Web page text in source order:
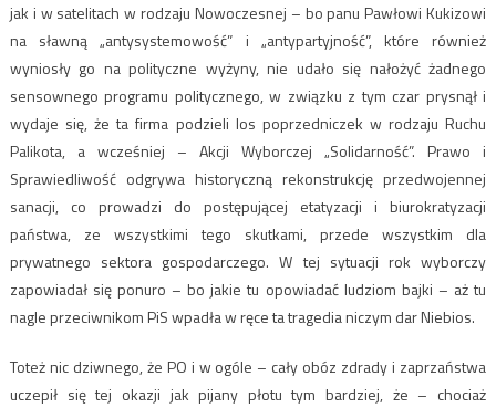
jak i w satelitach w rodzaju Nowoczesnej – bo panu Pawłowi Kukizowi
na sławną „antysystemowość” i „antypartyjność”, które również
wyniosły go na polityczne wyżyny, nie udało się nałożyć żadnego
sensownego programu politycznego, w związku z tym czar prysnął i
wydaje się, że ta firma podzieli los poprzedniczek w rodzaju Ruchu
Palikota, a wcześniej – Akcji Wyborczej „Solidarność”. Prawo i
Sprawiedliwość odgrywa historyczną rekonstrukcję przedwojennej
sanacji, co prowadzi do postępującej etatyzacji i biurokratyzacji
państwa, ze wszystkimi tego skutkami, przede wszystkim dla
prywatnego sektora gospodarczego. W tej sytuacji rok wyborczy
zapowiadał się ponuro – bo jakie tu opowiadać ludziom bajki – aż tu
nagle przeciwnikom PiS wpadła w ręce ta tragedia niczym dar Niebios.
Toteż nic dziwnego, że PO i w ogóle – cały obóz zdrady i zaprzaństwa
uczepił się tej okazji jak pijany płotu tym bardziej, że – chociaż